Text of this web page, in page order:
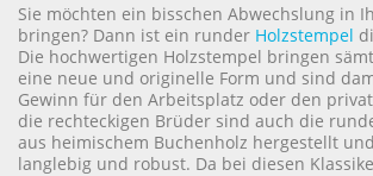
Sie möchten ein bisschen Abwechslung in
bringen? Dann ist ein runder Holzstempel
Die hochwertigen Holzstempel bringen
eine neue und originelle Form und sind
Gewinn für den Arbeitsplatz oder den
die rechteckigen Brüder sind auch die
aus heimischem Buchenholz hergestellt
langlebig und robust. Da bei diesen